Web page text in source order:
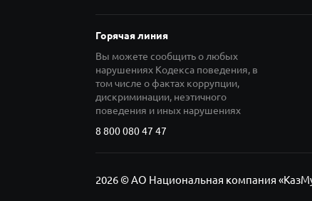
Горячая линия
Вы можете сообщить о любых
нарушениях Кодекса поведения, в
том числе о фактах коррупции,
дискриминации, неэтичного
поведения и иных нарушениях
8 800 080 47 47
2026 © АО Национальная компания